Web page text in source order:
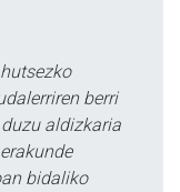
berri
aldizkaria
bidaliko